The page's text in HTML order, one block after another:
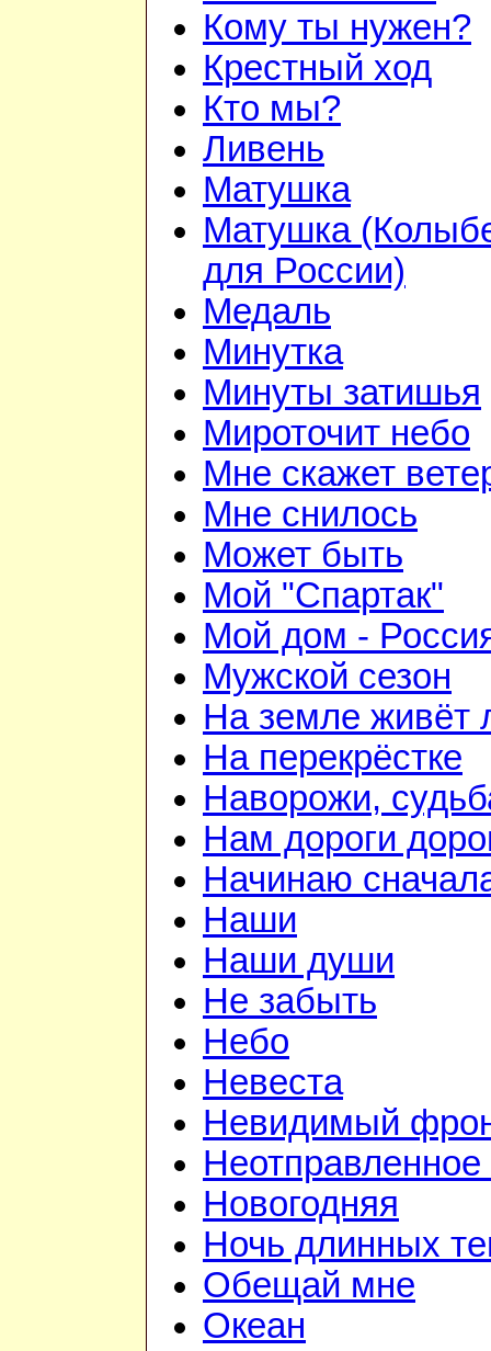
Кому ты нужен?
Крестный ход
Кто мы?
Ливень
Матушка
Матушка
для России)
Медаль
Минутка
Минуты затишья
Мироточит небо
Мне скажет
Мне снилось
Может быть
Мой "Спартак"
Мой дом -
Мужской сезон
На земле живёт
На перекрёстке
Наворожи,
Нам дороги
Начинаю
Наши
Наши души
Не забыть
Небо
Невеста
Невидимый
Новогодняя
Ночь длинных
Обещай мне
Океан